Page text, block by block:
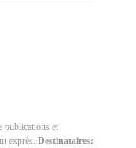
publications et
exprès.Destinataires: